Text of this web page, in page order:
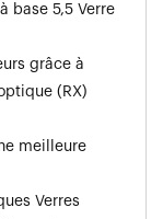
base 5,5 Verre
grâce à
(RX)
meilleure
Verres